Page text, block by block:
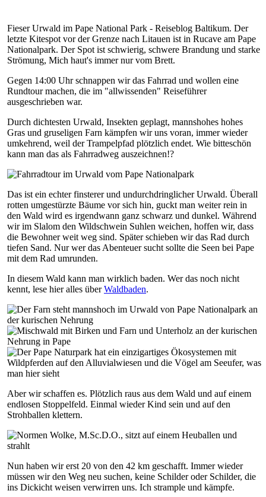
Fieser Urwald im Pape National Park - Reiseblog Baltikum. Der
letzte Kitespot vor der Grenze nach Litauen ist in Rucave am Pape
Nationalpark. Der Spot ist schwierig, schwere Brandung und starke
Strömung, Mich haut's immer nur vom Brett.
Gegen 14:00 Uhr schnappen wir das Fahrrad und wollen eine
Rundtour machen, die im "allwissenden" Reiseführer
ausgeschrieben war.
Durch dichtesten Urwald, Insekten geplagt, mannshohes hohes
Gras und gruseligen Farn kämpfen wir uns voran, immer wieder
umkehrend, weil der Trampelpfad plötzlich endet. Wie bitteschön
kann man das als Fahrradweg auszeichnen!?
Das ist ein echter finsterer und undurchdringlicher Urwald. Überall
rotten umgestürzte Bäume vor sich hin, guckt man weiter rein in
den Wald wird es irgendwann ganz schwarz und dunkel. Während
wir im Slalom den Wildschwein Suhlen weichen, hoffen wir, dass
die Bewohner weit weg sind. Später schieben wir das Rad durch
tiefen Sand. Nur wer das Abenteuer sucht sollte die Seen bei Pape
mit dem Rad umrunden.
In diesem Wald kann man wirklich baden. Wer das noch nicht
kennt, lese hier alles überWaldbaden.
Aber wir schaffen es. Plötzlich raus aus dem Wald und auf einem
endlosen Stoppelfeld. Einmal wieder Kind sein und auf den
Strohballen klettern.
Nun haben wir erst 20 von den 42 km geschafft. Immer wieder
müssen wir den Weg neu suchen, keine Schilder oder Schilder, die
ins Dickicht weisen verwirren uns. Ich strample und kämpfe.